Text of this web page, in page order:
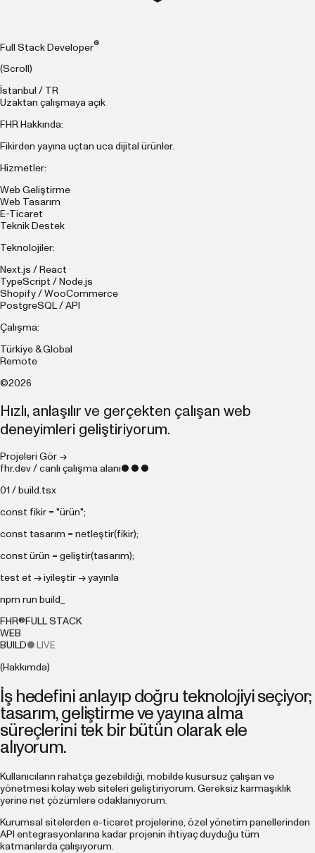
Full Stack Developer®
(Scroll)
İstanbul / TR
Uzaktan çalışmaya açık
FHR Hakkında:
Fikirden yayına uçtan uca dijital ürünler.
Hizmetler:
Web Geliştirme
Web Tasarım
E-Ticaret
Teknik Destek
Teknolojiler:
Next.js / React
TypeScript / Node.js
Shopify / WooCommerce
PostgreSQL / API
Çalışma:
Türkiye & Global
Remote
©2026
Hızlı, anlaşılır ve gerçekten çalışan web
deneyimleri geliştiriyorum.
Projeleri Gör →
fhr.dev / canlı çalışma alanı● ● ●
01 / build.tsx
const fikir = "ürün";
const tasarım = netleştir(fikir);
const ürün = geliştir(tasarım);
test et → iyileştir → yayınla
npm run build_
FHR®FULL STACK
WEB
BUILD● LIVE
(Hakkımda)
İş hedefini anlayıp doğru teknolojiyi seçiyor;
tasarım, geliştirme ve yayına alma
süreçlerini tek bir bütün olarak ele
alıyorum.
Kullanıcıların rahatça gezebildiği, mobilde kusursuz çalışan ve
yönetmesi kolay web siteleri geliştiriyorum. Gereksiz karmaşıklık
yerine net çözümlere odaklanıyorum.
Kurumsal sitelerden e-ticaret projelerine, özel yönetim panellerinden
API entegrasyonlarına kadar projenin ihtiyaç duyduğu tüm
katmanlarda çalışıyorum.